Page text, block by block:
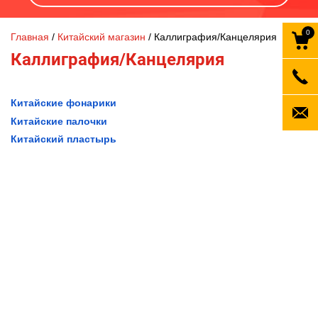
0
Главная / Китайский магазин / Каллиграфия/Канцелярия
Каллиграфия/Канцелярия
Китайские фонарики
Китайские палочки
Китайский пластырь